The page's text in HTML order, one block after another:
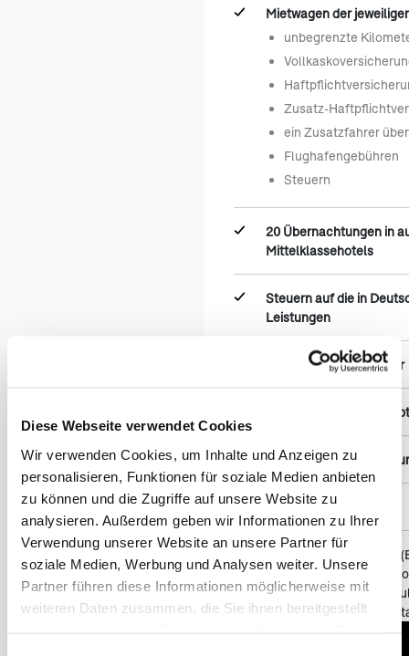
Diese Webseite verwendet Cookies
Wir verwenden Cookies, um Inhalte und Anzeigen zu
personalisieren, Funktionen für soziale Medien anbieten
zu können und die Zugriffe auf unsere Website zu
analysieren. Außerdem geben wir Informationen zu Ihrer
Verwendung unserer Website an unsere Partner für
soziale Medien, Werbung und Analysen weiter. Unsere
Partner führen diese Informationen möglicherweise mit
weiteren Daten zusammen, die Sie ihnen bereitgestellt
Mietwagen der
unbegrenzte
Zusatz-
ein Zusatzfahrer
Flughafengebühren
Steuern
20 Übernachtungen in
Mittelklassehotels
Steuern auf die in
Leistungen
Iwanowski's Reiseführer
America Unlimited
America Unlimited
Kartenmaterial etc.
Hotelkategorie: Mittelklasse
Mietwagen bei 2 Personen:
Mietwagen bei 3 Personen:
Mietwagen bei 4 Personen: